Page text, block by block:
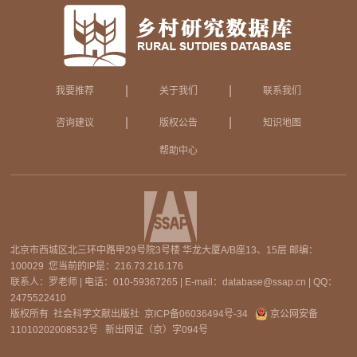
我要推荐 关于我们 联系我们
咨询建议 版权公告 知识地图
帮助中心
北京市西城区北三环中路甲29号院3号楼 华龙大厦A/B座13、15层 邮编：
100029 您当前的IP是： 216.73.216.176
联系人：罗老师 | 电话：010-59367265 | E-mail：database@ssap.cn | QQ：
2475522410
版权所有 社会科学文献出版社 京ICP备06036494号-34
京公网安备
11010202008532号
新出网证（京）字094号